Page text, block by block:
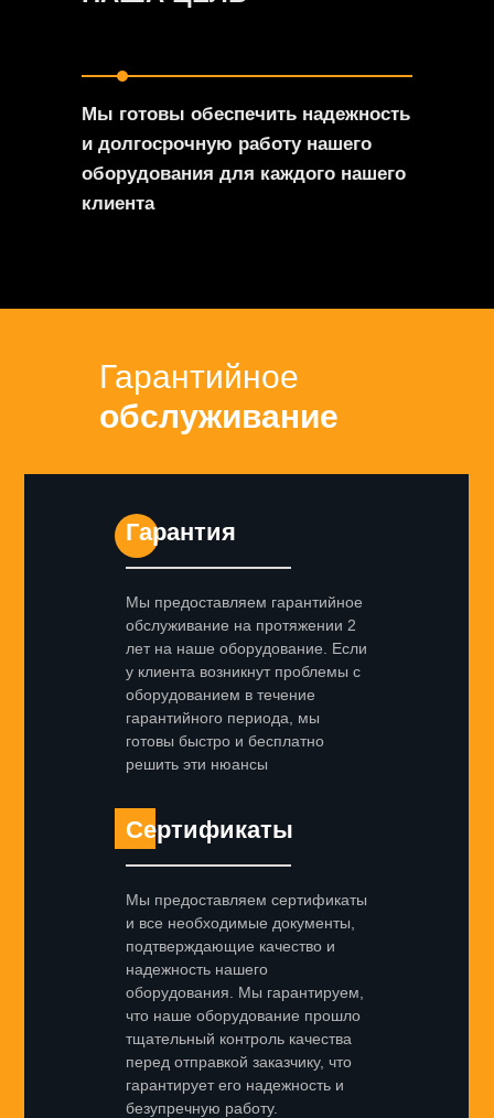
Мы готовы обеспечить надежность
и долгосрочную работу нашего
оборудования для каждого нашего
клиента
Гарантийное
обслуживание
Мы предоставляем гарантийное
обслуживание на протяжении 2
лет на наше оборудование. Если
у клиента возникнут проблемы с
оборудованием в течение
гарантийного периода, мы
готовы быстро и бесплатно
решить эти нюансы
Мы предоставляем сертификаты
и все необходимые документы,
подтверждающие качество и
надежность нашего
оборудования. Мы гарантируем,
что наше оборудование прошло
тщательный контроль качества
перед отправкой заказчику, что
гарантирует его надежность и
безупречную работу.
Сертификаты
Гарантия